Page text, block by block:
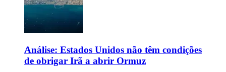
Análise: Estados Unidos não têm condições
de obrigar Irã a abrir Ormuz